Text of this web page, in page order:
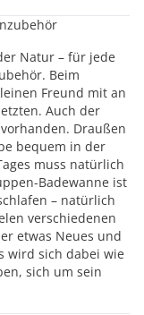
Natur – für jede
Beim
Freund mit an
Auch der
Draußen
bequem in der
muss natürlich
Badewanne ist
– natürlich
verschiedenen
etwas Neues und
wird sich dabei wie
sich um sein